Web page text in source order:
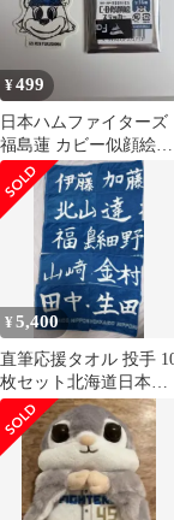
¥499
日本ハムファイターズ
福島蓮 カビー似顔絵ス
テッカー
¥5,400
直筆応援タオル 投手
枚セット北海道日本ハ
ムファイターズ まとめ
売り 美品